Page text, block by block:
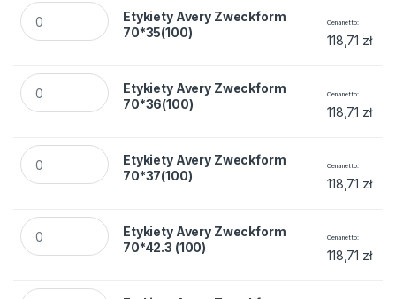
Etykiety Avery Zweckform 70*35(100) quantity
Etykiety Avery Zweckform
70*35(100)
Cena netto
118,71 zł
Etykiety Avery Zweckform 70*36(100) quantity
Etykiety Avery Zweckform
70*36(100)
Cena netto
118,71 zł
Etykiety Avery Zweckform 70*37(100) quantity
Etykiety Avery Zweckform
70*37(100)
Cena netto
118,71 zł
Etykiety Avery Zweckform 70*42.3 (100) quantity
Etykiety Avery Zweckform
70*42.3 (100)
Cena netto
118,71 zł
Etykiety Avery Zweckform 105*74 (100) quantity